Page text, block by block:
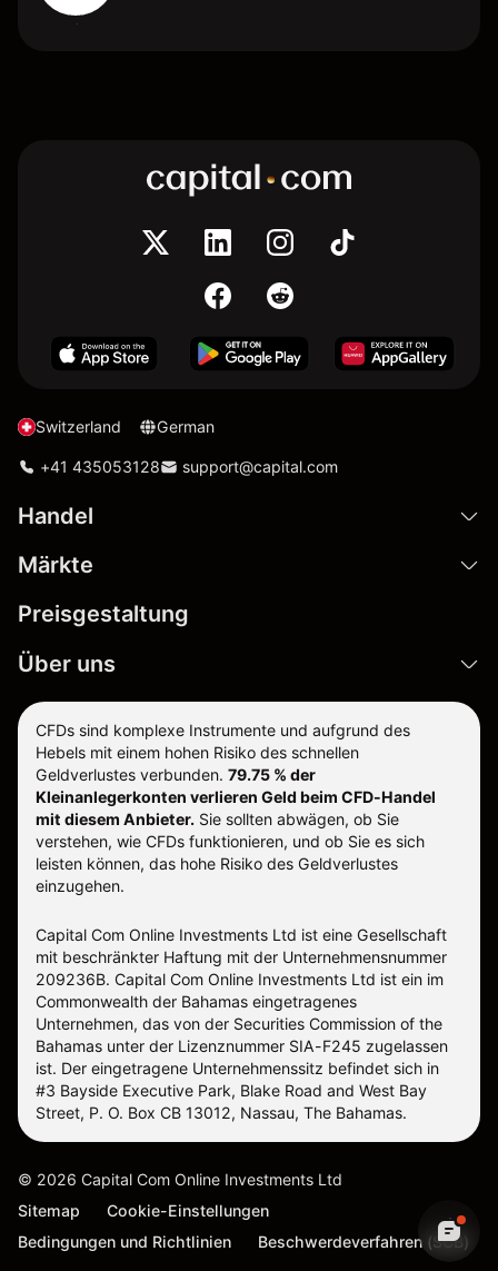
Switzerland German
+41 435053128 support@capital.com
Handel
Märkte
Preisgestaltung
Über uns
CFDs sind komplexe Instrumente und aufgrund des
Hebels mit einem hohen Risiko des schnellen
Geldverlustes verbunden. 79.75 % der
Kleinanlegerkonten verlieren Geld beim CFD-Handel
mit diesem Anbieter. Sie sollten abwägen, ob Sie
verstehen, wie CFDs funktionieren, und ob Sie es sich
leisten können, das hohe Risiko des Geldverlustes
einzugehen.
Capital Com Online Investments Ltd ist eine Gesellschaft
mit beschränkter Haftung mit der Unternehmensnummer
209236B. Capital Com Online Investments Ltd ist ein im
Commonwealth der Bahamas eingetragenes
Unternehmen, das von der Securities Commission of the
Bahamas unter der Lizenznummer SIA-F245 zugelassen
ist. Der eingetragene Unternehmenssitz befindet sich in
#3 Bayside Executive Park, Blake Road and West Bay
Street, P. O. Box CB 13012, Nassau, The Bahamas.
© 2026 Capital Com Online Investments Ltd
Sitemap
Cookie-Einstellungen
Bedingungen und Richtlinien
Beschwerdeverfahren (SCB)